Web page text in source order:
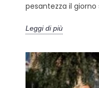
pesantezza il giorno
Leggi di più